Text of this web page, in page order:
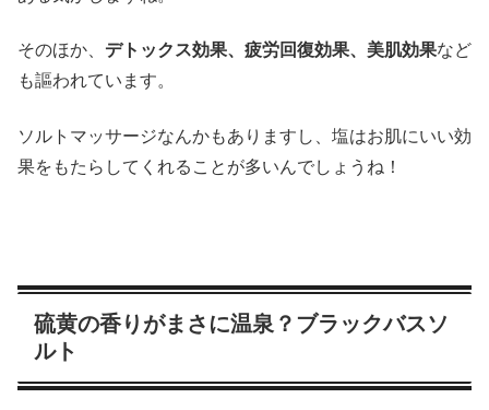
そのほか、 デトックス効果、疲労回復効果、美肌効果など
も謳われています。
ソルトマッサージなんかもありますし、塩はお肌にいい効
果をもたらしてくれることが多いんでしょうね！
硫黄の香りがまさに温泉？ブラックバスソ
ルト